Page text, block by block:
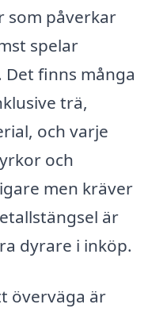
som påverkar
spelar
finns många
trä,
och varje
och
men kräver
är
dyrare i inköp.
överväga är